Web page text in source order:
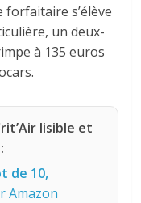
forfaitaire s’élève
un deux-
à 135 euros
lisible et
de 10,
Amazon